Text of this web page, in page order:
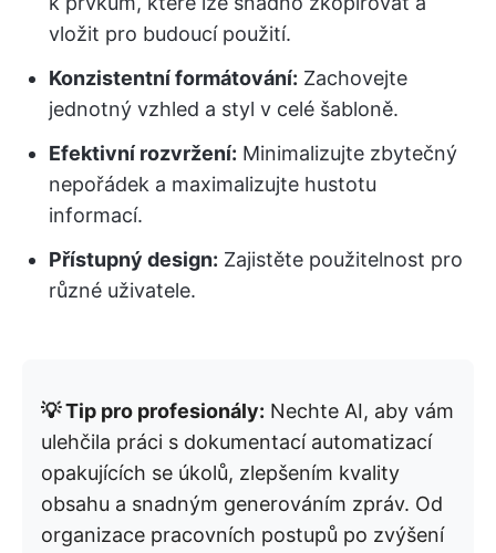
vložit pro budoucí použití.
Konzistentní formátování: Zachovejte
jednotný vzhled a styl v celé šabloně.
Efektivní rozvržení: Minimalizujte zbytečný
nepořádek a maximalizujte hustotu
informací.
Přístupný design: Zajistěte použitelnost pro
různé uživatele.
💡 Tip pro profesionály: Nechte AI, aby vám
ulehčila práci s dokumentací automatizací
opakujících se úkolů, zlepšením kvality
obsahu a snadným generováním zpráv. Od
organizace pracovních postupů po zvýšení